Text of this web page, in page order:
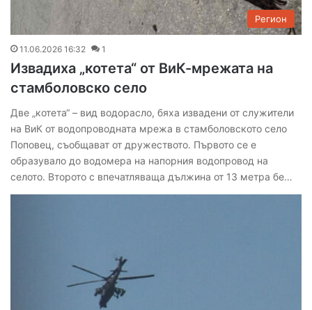
Регион
11.06.2026 16:32 1
Извадиха „котета“ от ВиК-мрежата на
стамболовско село
Две „котета“ – вид водорасло, бяха извадени от служители
на ВиК от водопроводната мрежа в стамболовското село
Поповец, съобщават от дружеството. Първото се е
образувало до водомера на напорния водопровод на
селото. Второто с впечатляваща дължина от 13 метра бе…